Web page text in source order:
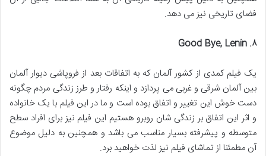
فضای تاریخی نیز می دهد.
۸. Good Bye, Lenin
یک فیلم کمدی از کشور آلمان که به اتفاقات بعد از فروپاشی دیوار آلمان
بین آلمان شرقی و غربی می پردازد و اینکه رفتار و طرز زندگی مردم چگونه
دست خوش این تغییر و اتفاق بوده است و ما در این فیلم با یک خانواده
و اثر این اتفاق بر زندگی شان روبرو هستیم این فیلم نیز برای افراد سطح
متوسطه و پیشرفته بسیار مناسب می باشد و همچنین به دلیل موضوع
آن مطمئنا از تماشای فیلم نیز لذت خواهید برد.